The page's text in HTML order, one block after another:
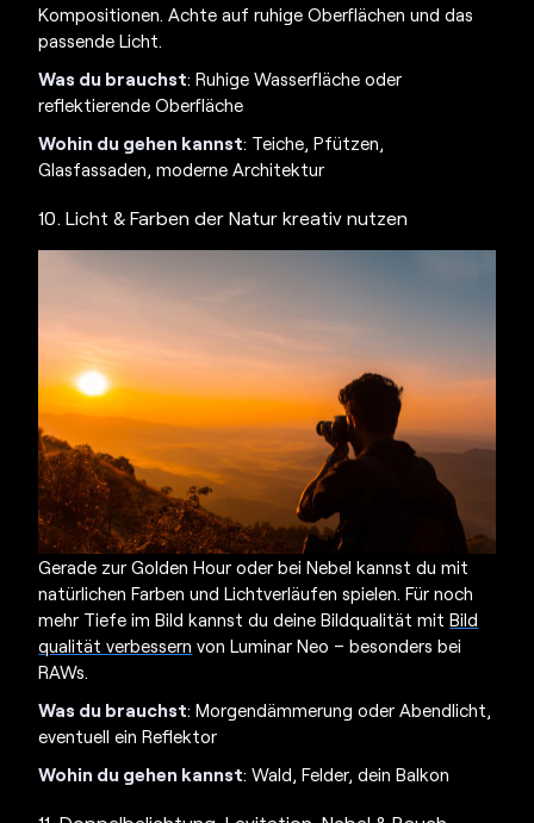
Kompositionen. Achte auf ruhige Oberflächen und das
passende Licht.
Was du brauchst: Ruhige Wasserfläche oder
reflektierende Oberfläche
Wohin du gehen kannst: Teiche, Pfützen,
Glasfassaden, moderne Architektur
10. Licht & Farben der Natur kreativ nutzen
Gerade zur Golden Hour oder bei Nebel kannst du mit
natürlichen Farben und Lichtverläufen spielen. Für noch
mehr Tiefe im Bild kannst du deine Bildqualität mit Bild
qualität verbessern von Luminar Neo – besonders bei
RAWs.
Was du brauchst: Morgendämmerung oder Abendlicht,
eventuell ein Reflektor
Wohin du gehen kannst: Wald, Felder, dein Balkon